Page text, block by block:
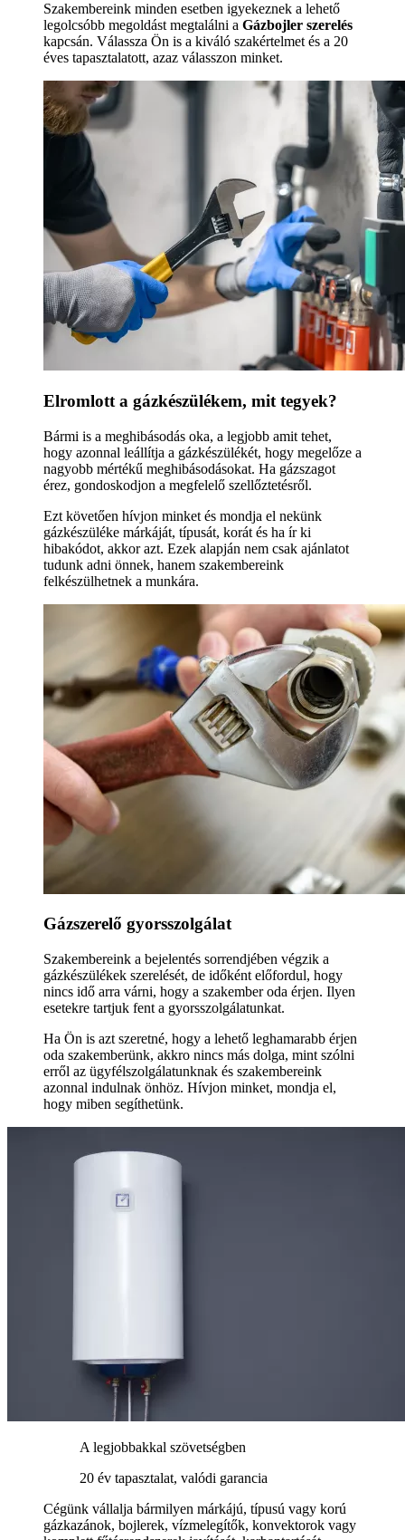
Szakembereink minden esetben igyekeznek a lehető
legolcsóbb megoldást megtalálni a Gázbojler szerelés
kapcsán. Válassza Ön is a kiváló szakértelmet és a 20
éves tapasztalatott, azaz válasszon minket.
Elromlott a gázkészülékem, mit tegyek?
Bármi is a meghibásodás oka, a legjobb amit tehet,
hogy azonnal leállítja a gázkészülékét, hogy megelőze a
nagyobb mértékű meghibásodásokat. Ha gázszagot
érez, gondoskodjon a megfelelő szellőztetésről.
Ezt követően hívjon minket és mondja el nekünk
gázkészüléke márkáját, típusát, korát és ha ír ki
hibakódot, akkor azt. Ezek alapján nem csak ajánlatot
tudunk adni önnek, hanem szakembereink
felkészülhetnek a munkára.
Gázszerelő gyorsszolgálat
Szakembereink a bejelentés sorrendjében végzik a
gázkészülékek szerelését, de időként előfordul, hogy
nincs idő arra várni, hogy a szakember oda érjen. Ilyen
esetekre tartjuk fent a gyorsszolgálatunkat.
Ha Ön is azt szeretné, hogy a lehető leghamarabb érjen
oda szakemberünk, akkro nincs más dolga, mint szólni
erről az ügyfélszolgálatunknak és szakembereink
azonnal indulnak önhöz. Hívjon minket, mondja el,
hogy miben segíthetünk.
A legjobbakkal szövetségben
20 év tapasztalat, valódi garancia
Cégünk vállalja bármilyen márkájú, típusú vagy korú
gázkazánok, bojlerek, vízmelegítők, konvektorok vagy